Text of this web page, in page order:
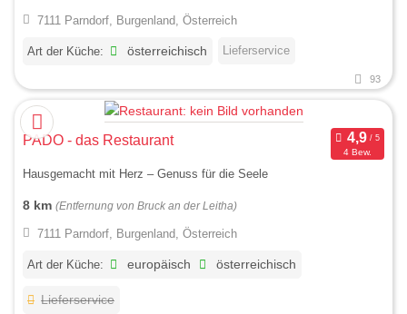
7111 Parndorf, Burgenland, Österreich
Art der Küche: österreichisch Lieferservice
93
PADO - das Restaurant
4 Bew.
Hausgemacht mit Herz ‒ Genuss für die Seele
8 km (Entfernung von Bruck an der Leitha)
7111 Parndorf, Burgenland, Österreich
Art der Küche: europäisch österreichisch
Lieferservice